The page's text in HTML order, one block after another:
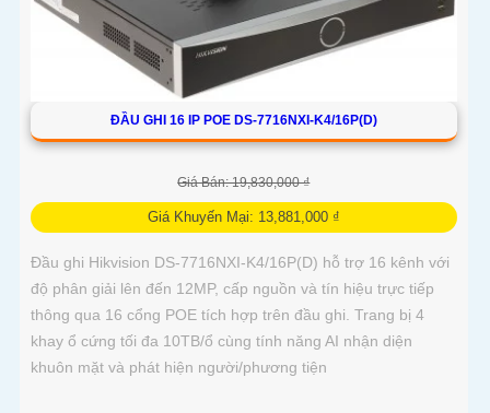
ĐẦU GHI 16 IP POE DS-7716NXI-K4/16P(D)
Giá Bán: 19,830,000 ₫
Giá Khuyến Mại: 13,881,000 ₫
Đầu ghi Hikvision DS-7716NXI-K4/16P(D) hỗ trợ 16 kênh với
độ phân giải lên đến 12MP, cấp nguồn và tín hiệu trực tiếp
thông qua 16 cổng POE tích hợp trên đầu ghi. Trang bị 4
khay ổ cứng tối đa 10TB/ổ cùng tính năng AI nhận diện
khuôn mặt và phát hiện người/phương tiện